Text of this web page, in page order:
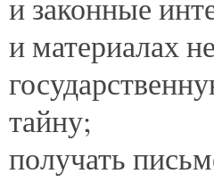
и законные
и материалах
тайну;
получать